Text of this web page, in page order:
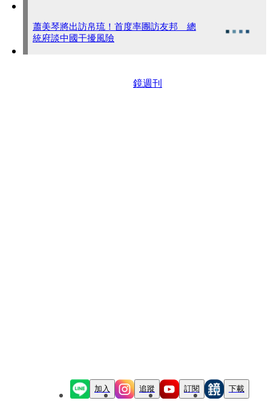
蕭美琴將出訪帛琉！首度率團訪友邦 總
統府談中國干擾風險
鏡週刊
加入 追蹤 訂閱 下載